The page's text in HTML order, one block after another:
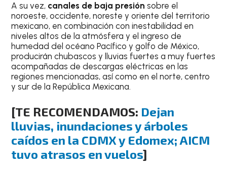
A su vez, canales de baja presión sobre el
noroeste, occidente, noreste y oriente del territorio
mexicano, en combinación con inestabilidad en
niveles altos de la atmósfera y el ingreso de
humedad del océano Pacífico y golfo de México,
producirán chubascos y lluvias fuertes a muy fuertes
acompañadas de descargas eléctricas en las
regiones mencionadas, así como en el norte, centro
y sur de la República Mexicana.
[TE RECOMENDAMOS: Dejan
lluvias, inundaciones y árboles
caídos en la CDMX y Edomex; AICM
tuvo atrasos en vuelos]